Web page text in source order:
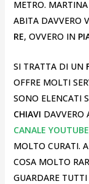
METRO.
ABITA DAVVERO
RE, OVVERO IN
SI TRATTA DI UN
OFFRE MOLTI
SONO ELENCATI
CHIAVI DAVVERO
CANALE YOUTUBE
MOLTO CURATI.
COSA MOLTO
GUARDARE